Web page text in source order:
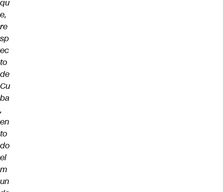
qu
e,
re
sp
ec
to
de
Cu
ba
,
en
to
do
el
m
un